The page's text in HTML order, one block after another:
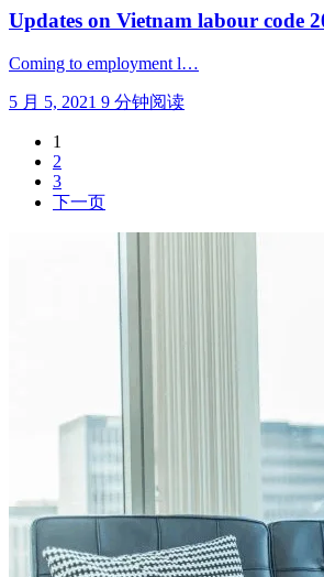
Updates on Vietnam labour code
Coming to employment l…
5 月 5, 2021 9 分钟阅读
1
2
3
下一页